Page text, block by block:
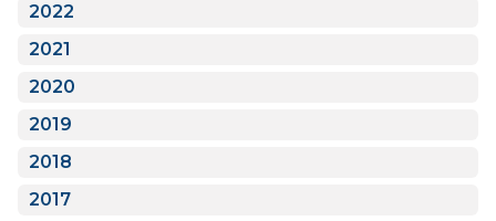
2022
2021
2020
2019
2018
2017